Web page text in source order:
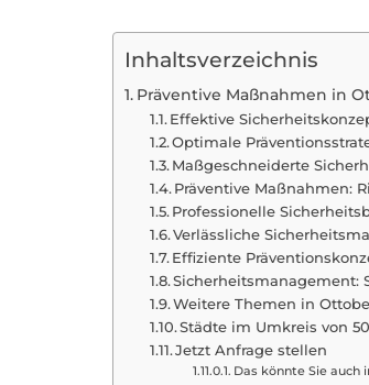
Inhaltsverzeichnis
Präventive Maßnahmen in
Effektive
Optimale
Maßgeschneiderte
Präventive Maßnahmen:
Professionelle
Verlässliche
Effiziente
Sicherheitsmanagement:
Weitere Themen in
Städte im Umkreis von
Jetzt Anfrage stellen
Das könnte Sie auch